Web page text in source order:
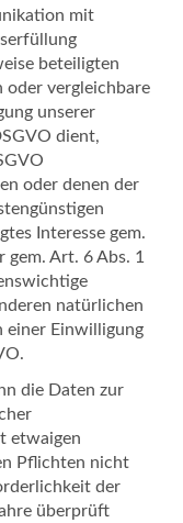
mit
beteiligten
oder vergleichbare
unserer
dient,
oder denen der
Interesse gem.
Art. 6 Abs. 1
natürlichen
einer Einwilligung
die Daten zur
etwaigen
Pflichten nicht
der
überprüft